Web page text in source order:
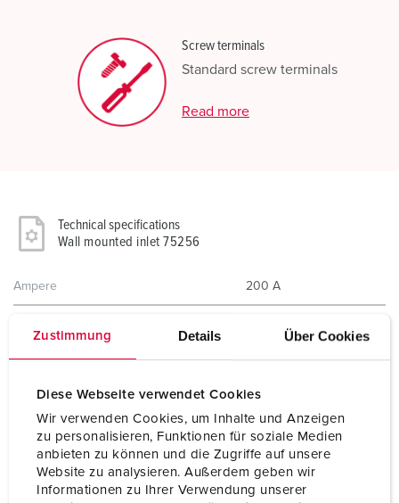
Zustimmung Details Über Cookies
Diese Webseite verwendet Cookies
Wir verwenden Cookies, um Inhalte und Anzeigen
zu personalisieren, Funktionen für soziale Medien
anbieten zu können und die Zugriffe auf unsere
Website zu analysieren. Außerdem geben wir
Informationen zu Ihrer Verwendung unserer
Screw terminals
Standard screw terminals
Read more
Technical specifications
Wall mounted inlet 75256
Ampere 200 A
Voltage 400 V
Clock position 6 h
Hertz 50-60 Hz
Connection technology Screw terminals